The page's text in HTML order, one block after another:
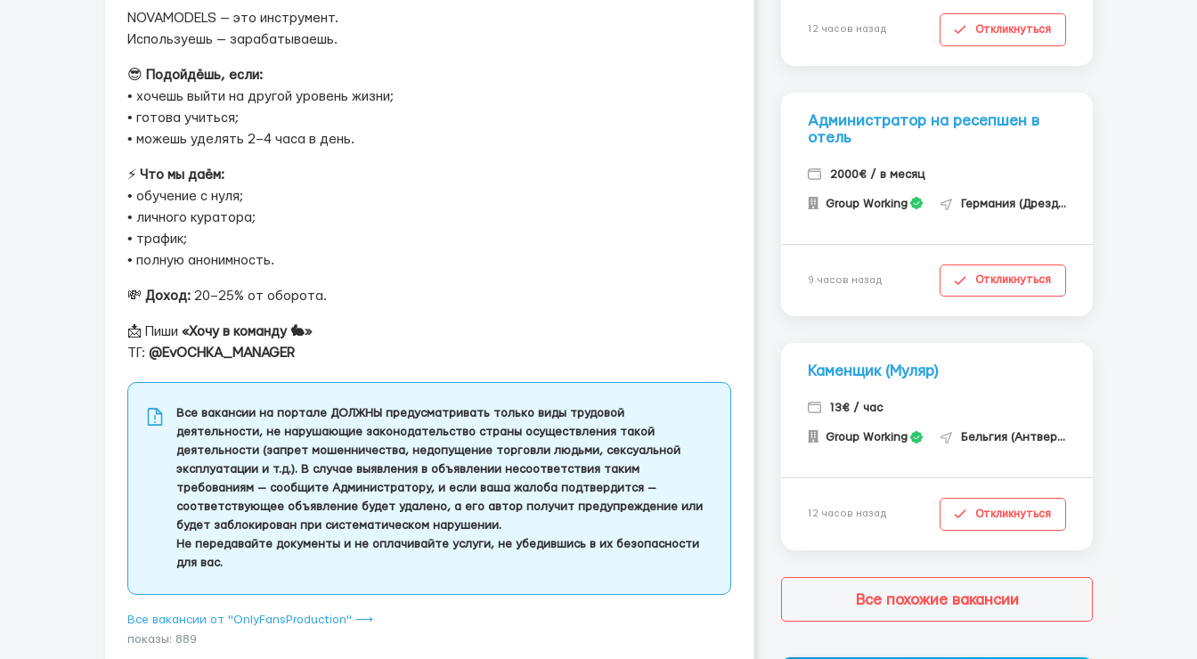
NOVAMODELS — это инструмент.
Используешь — зарабатываешь.
😎
Подойдёшь, если:
• хочешь выйти на другой уровень жизни;
• готова учиться;
• можешь уделять 2–4 часа в день.
⚡️ Что мы даём:
• обучение с нуля;
• личного куратора;
• трафик;
• полную анонимность.
💸 Доход: 20–25% от оборота.
📩 Пиши «Хочу в команду 🐇»
ТГ: @EvOCHKA_MANAGER
Все вакансии на портале ДОЛЖНЫ предусматривать только виды трудовой
деятельности, не нарушающие законодательство страны осуществления такой
деятельности (запрет мошенничества, недопущение торговли людьми, сексуальной
эксплуатации и т.д.). В случае выявления в объявлении несоответствия таким
требованиям — сообщите Администратору, и если ваша жалоба подтвердится —
соответствующее объявление будет удалено, а его автор получит предупреждение или
будет заблокирован при систематическом нарушении.
Не передавайте документы и не оплачивайте услуги, не убедившись в их безопасности
для вас.
Все вакансии от "OnlyFansProduction" ⟶
показы: 889
12 часов назад Откликнуться
Администратор на ресепшен в
отель
2000€ / в месяц
Group Working Германия (Дрезден)
9 часов назад Откликнуться
Каменщик (Муляр)
13€ / час
Group Working Бельгия (Антверпен)
12 часов назад Откликнуться
Все похожие вакансии